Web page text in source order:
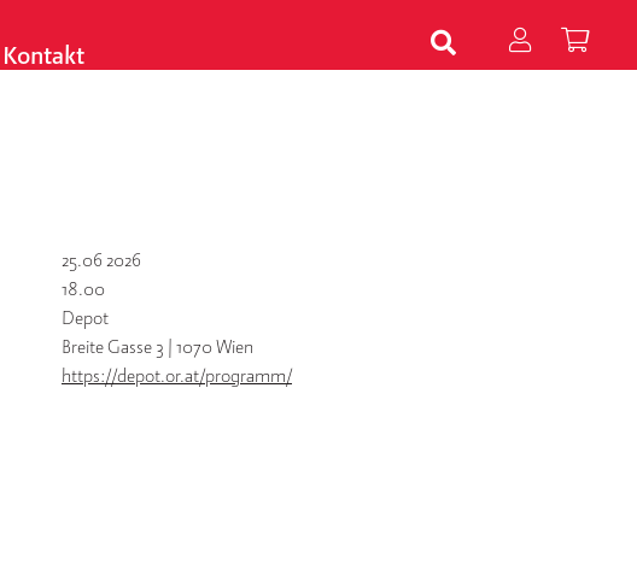
Kontakt
25.06 2026
18.00
Depot
Breite Gasse 3 | 1070 Wien
https://depot.or.at/programm/